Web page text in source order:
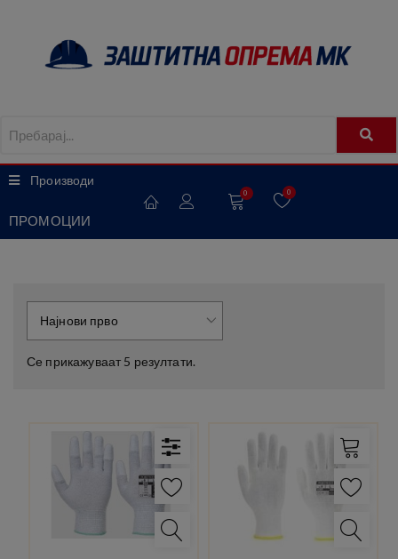
Производи
ПРОМОЦИИ
0 0
Се прикажуваат 5 резултати.